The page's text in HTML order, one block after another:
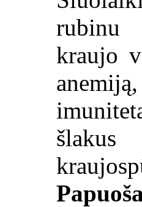
rubinu
kraujo